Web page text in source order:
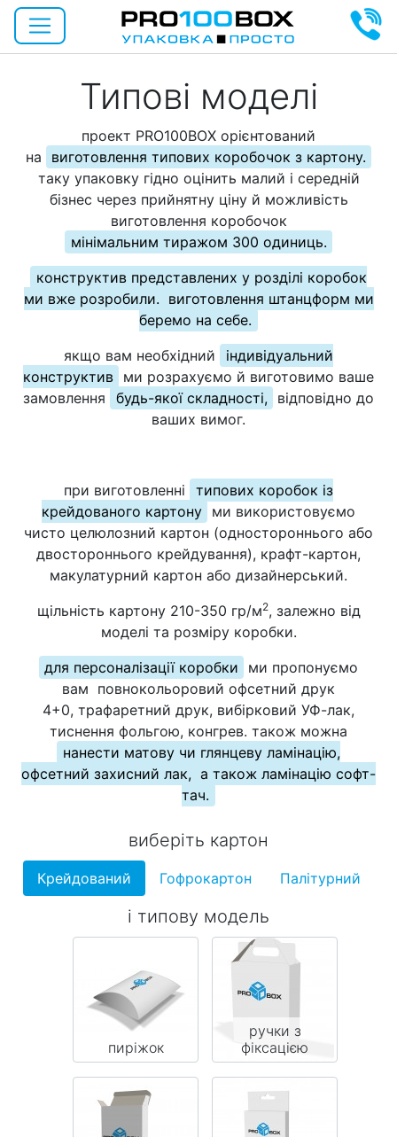
Типові моделі
проект PRO100BOX орієнтований
на
виготовлення типових коробочок з картону.
таку упаковку гідно оцінить малий і середній
бізнес через прийнятну ціну й можливість
виготовлення коробочок
мінімальним тиражом 300 одиниць.
конструктив представлених у розділі коробок
ми вже розробили. виготовлення штанцформ ми
беремо на себе.
якщо вам необхідний
індивідуальний
конструктив
ми розрахуємо й виготовимо ваше
замовлення
будь-якої складності,
відповідно до
ваших вимог.
при виготовленні
типових коробок із
крейдованого картону
ми використовуємо
чисто целюлозний картон (одностороннього або
двостороннього крейдування), крафт-картон,
макулатурний картон або дизайнерський.
щільність картону 210-350 гр/м2, залежно від
моделі та розміру коробки.
для персоналізації коробки
ми пропонуємо
вам повнокольоровий офсетний друк
4+0, трафаретний друк, вибірковий УФ-лак,
тиснення фольгою, конгрев. також можна
нанести матову чи глянцеву ламінацію,
офсетний захисний лак, а також ламінацію софт-
тач.
виберіть картон
Крейдований Гофрокартон Палітурний
і типову модель
пиріжок
ручки з
фіксацією